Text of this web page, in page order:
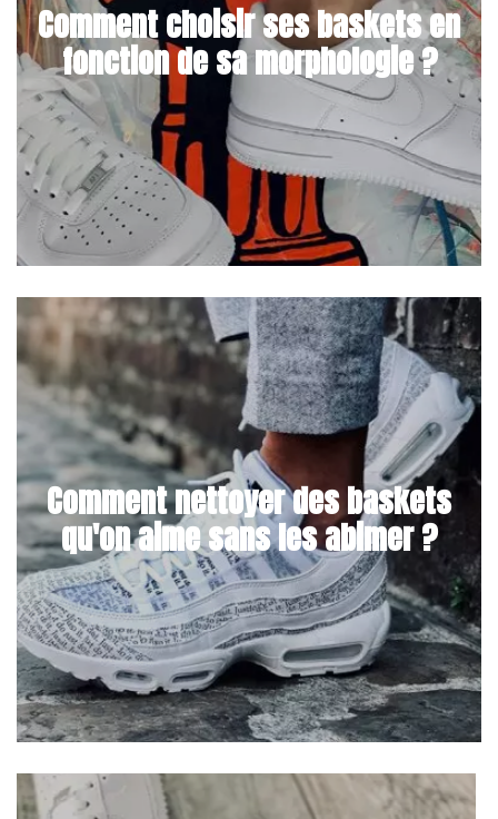
Comment choisir ses baskets en
fonction de sa morphologie ?
Comment nettoyer des baskets
qu'on aime sans les abimer ?